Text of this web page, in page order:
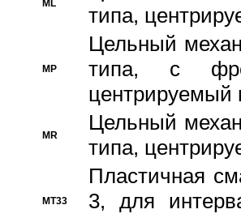
ML
типа,
MP
Цельный
типа, с
центрируемый
MR
Цельный
типа,
MT33
Пластичная
3, для